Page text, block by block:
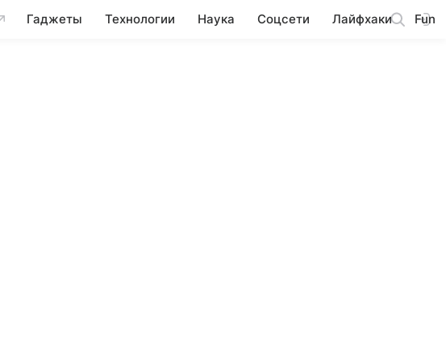
Гаджеты Технологии Наука Соцсети Лайфхаки Fun